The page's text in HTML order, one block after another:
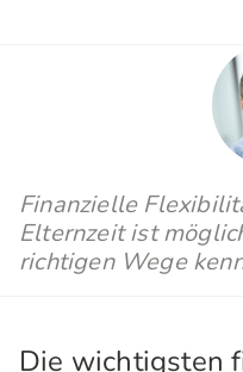
Finanzielle
Elternzeit ist
richtigen Wege
Die wichtigsten